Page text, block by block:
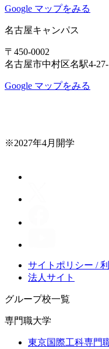
Google マップをみる
名古屋キャンパス
〒450-0002
名古屋市中村区名駅4-
Google マップをみる
※2027年4月開学
サイトポリシー /
法人サイト
グループ校一覧
専門職大学
東京国際工科専門